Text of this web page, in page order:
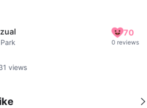
70
0 reviews
views